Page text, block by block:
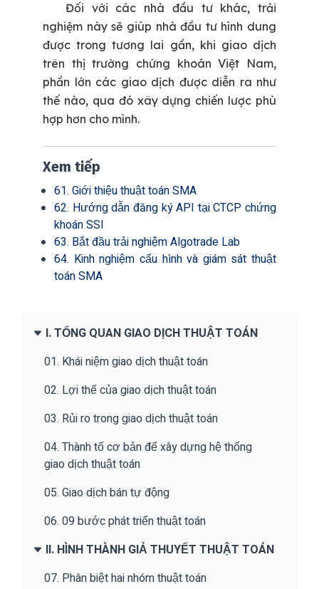
I. TỔNG QUAN GIAO DỊCH THUẬT TOÁN
01. Khái niệm giao dịch thuật toán
02. Lợi thế của giao dịch thuật toán
03. Rủi ro trong giao dịch thuật toán
04. Thành tố cơ bản để xây dựng hệ thống
giao dịch thuật toán
05. Giao dịch bán tự động
06. 09 bước phát triển thuật toán
II. HÌNH THÀNH GIẢ THUYẾT THUẬT TOÁN
07. Phân biệt hai nhóm thuật toán
Đối với các nhà đầu tư khác, trải
nghiệm này sẽ giúp nhà đầu tư hình dung
được trong tương lai gần, khi giao dịch
trên thị trường chứng khoán Việt Nam,
phần lớn các giao dịch được diễn ra như
thế nào, qua đó xây dựng chiến lược phù
hợp hơn cho mình.
Xem tiếp
61. Giới thiệu thuật toán SMA
62. Hướng dẫn đăng ký API tại CTCP chứng
khoán SSI
63. Bắt đầu trải nghiệm Algotrade Lab
64. Kinh nghiệm cấu hình và giám sát thuật
toán SMA